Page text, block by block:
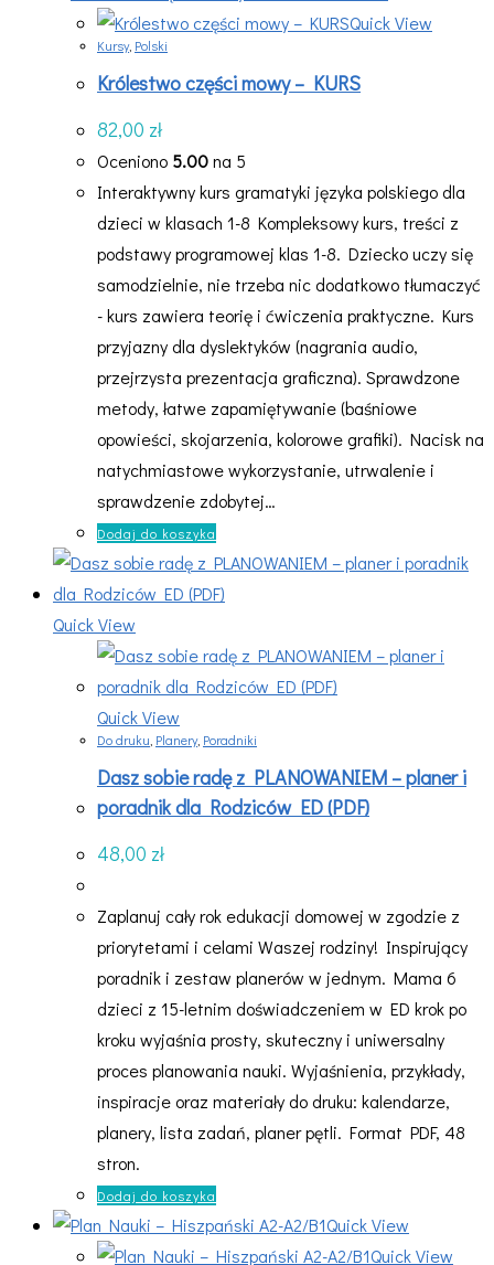
Quick View
Kursy, Polski
Królestwo części mowy – KURS
82,00 zł
Oceniono 5.00na 5
Interaktywny kurs gramatyki języka polskiego dla
dzieci w klasach 1-8 Kompleksowy kurs, treści z
podstawy programowej klas 1-8. Dziecko uczy się
samodzielnie, nie trzeba nic dodatkowo tłumaczyć
- kurs zawiera teorię i ćwiczenia praktyczne. Kurs
przyjazny dla dyslektyków (nagrania audio,
przejrzysta prezentacja graficzna). Sprawdzone
metody, łatwe zapamiętywanie (baśniowe
opowieści, skojarzenia, kolorowe grafiki). Nacisk na
natychmiastowe wykorzystanie, utrwalenie i
sprawdzenie zdobytej…
Dodaj do koszyka
Quick View
Quick View
Do druku Planery, Poradniki
Dasz sobie radę z PLANOWANIEM – planer i
poradnik dla Rodziców ED (PDF)
48,00 zł
Zaplanuj cały rok edukacji domowej w zgodzie z
priorytetami i celami Waszej rodziny! Inspirujący
poradnik i zestaw planerów w jednym. Mama 6
dzieci z 15-letnim doświadczeniem w ED krok po
kroku wyjaśnia prosty, skuteczny i uniwersalny
proces planowania nauki. Wyjaśnienia, przykłady,
inspiracje oraz materiały do druku: kalendarze,
planery, lista zadań, planer pętli. Format PDF, 48
stron.
Dodaj do koszyka
Quick View
Quick View